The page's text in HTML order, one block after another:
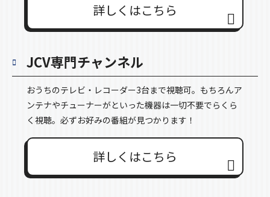
詳しくはこちら
JCV専門チャンネル
おうちのテレビ・レコーダー3台まで視聴可。もちろんア
ンテナやチューナーがといった機器は一切不要でらくら
く視聴。必ずお好みの番組が見つかります！
詳しくはこちら